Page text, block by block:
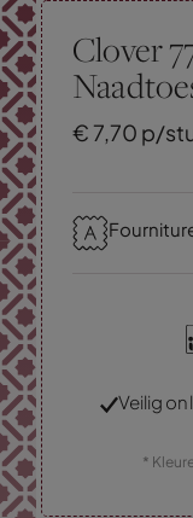
Clover
€ 7,70 p/
Veilig
*